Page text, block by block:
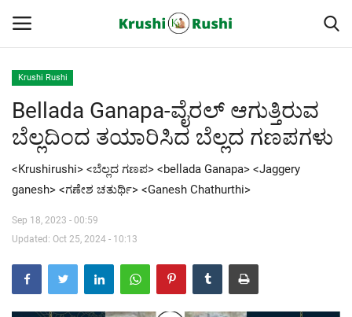
Home
Finance
Contact
ರೈತರ ಯಶೋಗಾಥೆಗಳು
Krushi Rushi
Krushi Rushi
Bellada Ganapa-ವೈರಲ್ ಆಗುತ್ತಿರುವ
ಬೆಲ್ಲದಿಂದ ತಯಾರಿಸಿದ ಬೆಲ್ಲದ ಗಣಪಗಳು
<Krushirushi> <ಬೆಲ್ಲದ ಗಣಪ> <bellada Ganapa> <Jaggery
ganesh> <ಗಣೇಶ ಚತುರ್ಥಿ> <Ganesh Chathurthi>
Sep 18, 2023 - 00:59
Updated: Oct 25, 2024 - 10:13